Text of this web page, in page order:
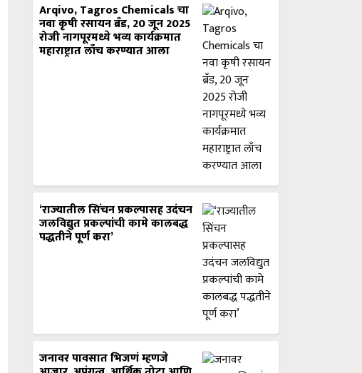
Arqivo, Tagros Chemicals चा
नवा कृषी रसायन ब्रँड, 20 जून 2025
रोजी नागपूरमध्ये भव्य कार्यक्रमात
महाराष्ट्रात लाँच करण्यात आला
‘राज्यातील सिंचन प्रकल्पासह उदंचन
जलविद्युत प्रकल्पांची कामे कालबद्ध
पद्धतीने पूर्ण करा’
जनावर पावसात भिजणं म्हणजे